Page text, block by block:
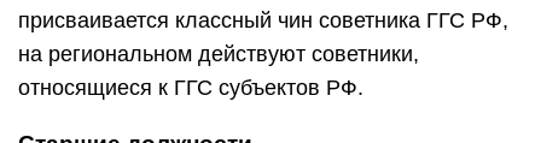
присваивается классный чин советника ГГС РФ,
на региональном действуют советники,
относящиеся к ГГС субъектов РФ.